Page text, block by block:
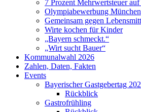
7 Prozent Mehrwertsteuer auf
Olympiabewerbung München
Gemeinsam gegen
Wirte kochen für Kinder
„Bayern schmeckt.“
„Wirt sucht Bauer“
Kommunalwahl 2026
Zahlen, Daten, Fakten
Events
Bayerischer Gastgebertag
Rückblick
Gastrofrühling